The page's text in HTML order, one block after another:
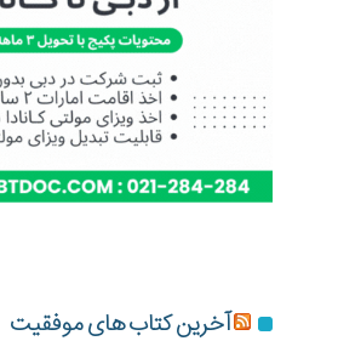
آخرین کتاب های موفقیت